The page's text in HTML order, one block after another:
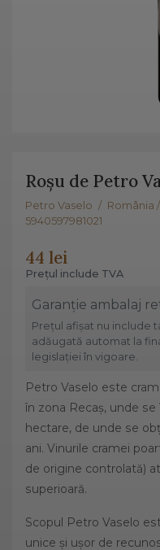
Roșu de Petro
Petro Vaselo / România
5940597981021
44 lei
Prețul include TVA
Garanție ambalaj
Prețul afișat nu include
adăugată automat la
legislației în vigoare.
Petro Vaselo este
în zona Recaș, unde
hectare, de unde se
ani. Vinurile cramei
de origine controlată)
superioară.
Scopul Petro Vaselo
unice și ușor de